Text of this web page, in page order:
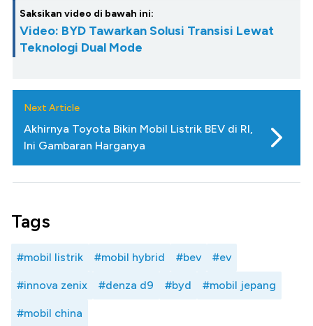
Saksikan video di bawah ini:
Video: BYD Tawarkan Solusi Transisi Lewat
Teknologi Dual Mode
Next Article
Akhirnya Toyota Bikin Mobil Listrik BEV di RI,
Ini Gambaran Harganya
Tags
#mobil listrik #mobil hybrid #bev #ev
#innova zenix #denza d9 #byd #mobil jepang
#mobil china